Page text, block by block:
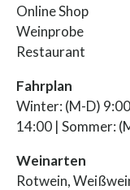
Online Shop
Weinprobe
Restaurant
Fahrplan
Winter: (M-D)
14:00 | Sommer:
Weinarten
Rotwein,